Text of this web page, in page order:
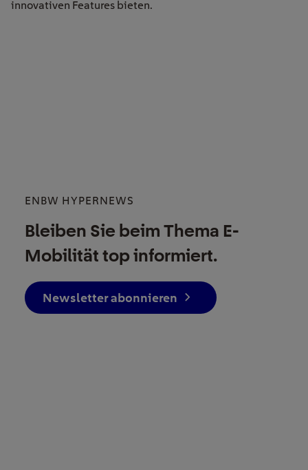
innovativen Features bieten.
ENBW HYPERNEWS
Bleiben Sie beim Thema E-
Mobilität top informiert.
Newsletter abonnieren